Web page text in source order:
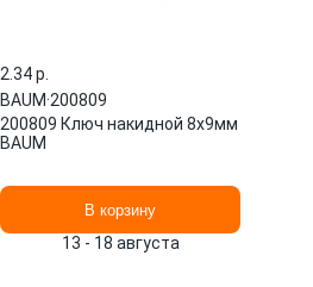
2.34 p.
BAUM·200809
200809 Ключ накидной 8x9мм
BAUM
В корзину
13 - 18 августа